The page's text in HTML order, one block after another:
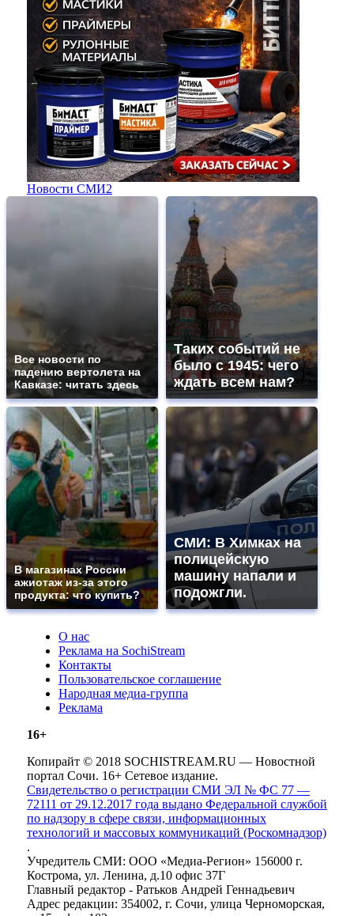
Новости СМИ2
Все новости по
падению вертолета на
Кавказе: читать здесь
Таких событий не
было с 1945: чего
ждать всем нам?
В магазинах России
ажиотаж из-за этого
продукта: что купить?
СМИ: В Химках на
полицейскую
машину напали и
подожгли.
О нас
Реклама на SochiStream
Контакты
Пользовательское соглашение
Народная медиа-группа
Реклама
16+
Копирайт © 2018 SOCHISTREAM.RU — Новостной
портал Сочи. 16+ Сетевое издание.
Свидетельство о регистрации СМИ ЭЛ № ФС 77 —
72111 от 29.12.2017 года выдано Федеральной службой
по надзору в сфере связи, информационных
технологий и массовых коммуникаций (Роскомнадзор)
.
Учредитель СМИ: ООО «Медиа-Регион» 156000 г.
Кострома, ул. Ленина, д.10 офис 37Г
Главный редактор - Ратьков Андрей Геннадьевич
Адрес редакции: 354002, г. Сочи, улица Черноморская,